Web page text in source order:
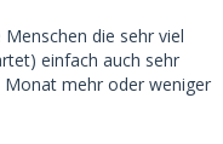
die sehr viel
einfach auch sehr
Monat mehr oder weniger